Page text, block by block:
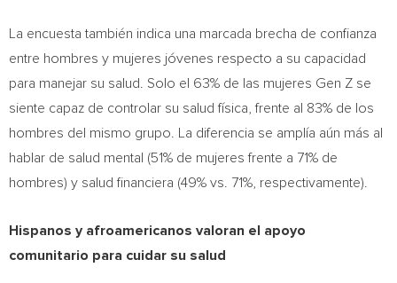
La encuesta también indica una marcada brecha de confianza
entre hombres y mujeres jóvenes respecto a su capacidad
para manejar su salud. Solo el 63% de las mujeres Gen Z se
siente capaz de controlar su salud física, frente al 83% de los
hombres del mismo grupo. La diferencia se amplía aún más al
hablar de salud mental (51% de mujeres frente a 71% de
hombres) y salud financiera (49% vs. 71%, respectivamente).
Hispanos y afroamericanos valoran el apoyo
comunitario para cuidar su salud